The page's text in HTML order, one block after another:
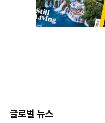
글로벌 뉴스